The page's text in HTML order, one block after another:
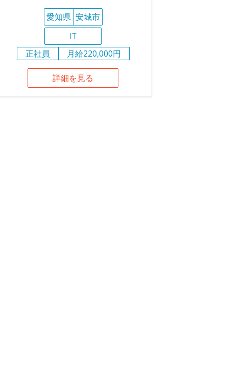
愛知県 安城市
IT
正社員
月給220,000円
詳細を見る